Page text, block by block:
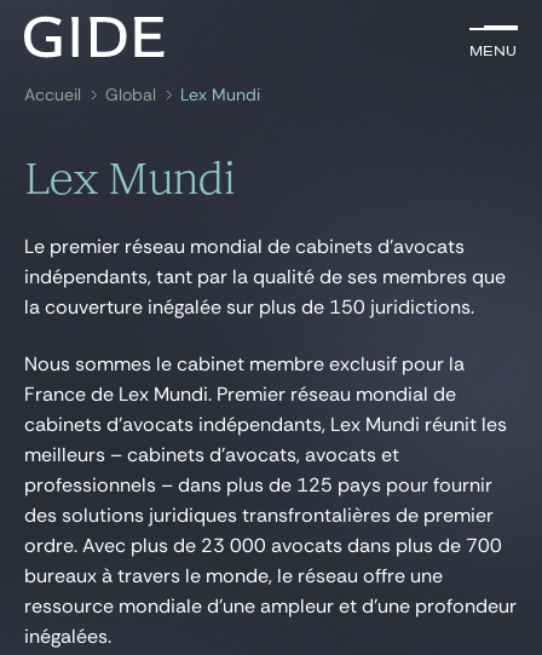
Menu
Rechercher parmots-clés
Menu
Expertises
Global
News & insights
Notre cabinet
Carrière
Gide Pro Bono et RSE
Blog Real Estate
Contact
Accueil Global Lex Mundi
Lex Mundi
Le premier réseau mondial de cabinets d’avocats
indépendants, tant par la qualité de ses membres que
la couverture inégalée sur plus de 150 juridictions.
Nous sommes le cabinet membre exclusif pour la
France de Lex Mundi. Premier réseau mondial de
cabinets d’avocats indépendants, Lex Mundi réunit les
meilleurs – cabinets d’avocats, avocats et
professionnels – dans plus de 125 pays pour fournir
des solutions juridiques transfrontalières de premier
ordre. Avec plus de 23 000 avocats dans plus de 700
bureaux à travers le monde, le réseau offre une
ressource mondiale d’une ampleur et d’une profondeur
inégalées.